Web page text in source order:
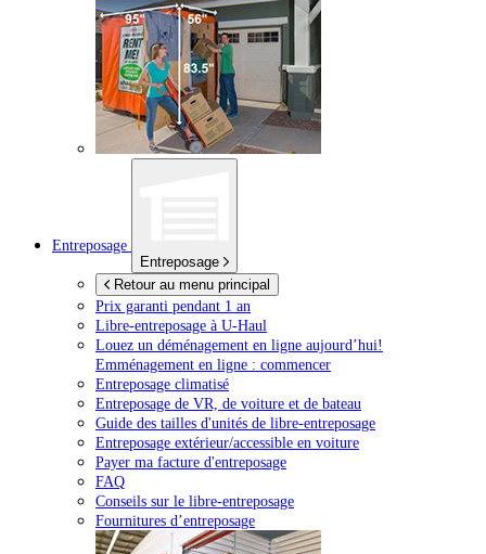
Entreposage
Entreposage
Retour au menu principal
Prix garanti pendant 1 an
Libre-entreposage à U-Haul
Louez un déménagement en ligne aujourd’hui!
Emménagement en ligne : commencer
Entreposage climatisé
Entreposage de VR, de voiture et de bateau
Guide des tailles d'unités de libre-entreposage
Entreposage extérieur/accessible en voiture
Payer ma facture d'entreposage
FAQ
Conseils sur le libre-entreposage
Fournitures d’entreposage